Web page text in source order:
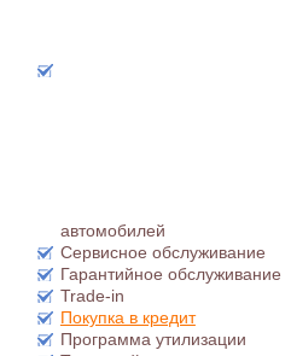
автомобилей
Сервисное обслуживание
Гарантийное обслуживание
Trade-in
Покупка в кредит
Программа утилизации